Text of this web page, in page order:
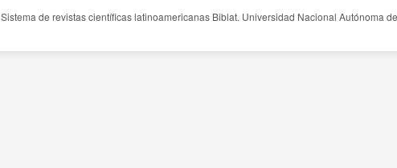
Sistema de revistas científicas latinoamericanas Biblat. Universidad Nacional Autónoma